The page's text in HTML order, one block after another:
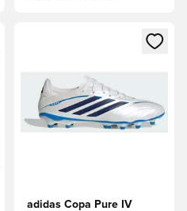
ή να εγγραφείτε ως
Ανοίγει ένα Modal για να
adidas Copa Pure IV